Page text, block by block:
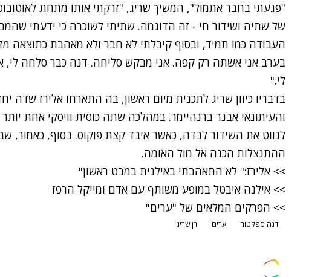
"פגעתי בחבר אתמול", המשיך שריג, "זרקתי אותו מתחת
של שתיה ושידור חי - זה הדוגמה. שתיתי לשוכרה כי ידעתי
העבודה כמו תמיד, ובסוף קיבלתי לא חבר ולא מאהבת כתוצאה
בערב אני אשתה רק קפה. אני מבקש סליחה. דנה כבר סלחה לי,
לי."
בדבריו כיוון שריג לתכנית מיום ראשון, בה התארחו אלירז שדה
והעיתונאי אבנר ברנהיימר. במהלכה שתה כוסית וויסקי אחת
לנווט את השידור לבדה, כאשר איבד קצת פוקוס. בסוף, כאמור,
ההתנצלות הכנה אל מול האומה.
>> אלירז:" לא התאהבתי באילנית במבט ראשון"
>> אילנה איבטל במופע משותף עם אדם ומייקל הרפז
>> הפרקים המלאים של "ערים"
דנה ספקטור ערים רן שריג